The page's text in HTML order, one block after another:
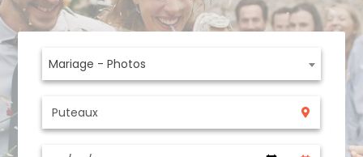
Mariage - Photos